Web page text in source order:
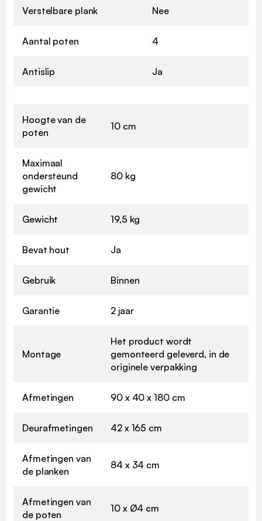
Verstelbare plank Nee
Aantal poten 4
Antislip Ja
Hoogte van de
poten
10 cm
Maximaal
ondersteund
gewicht
80 kg
Gewicht 19,5 kg
Bevat hout Ja
Gebruik Binnen
Garantie 2 jaar
Montage
Het product wordt
gemonteerd geleverd, in de
originele verpakking
Afmetingen 90 x 40 x 180 cm
Deurafmetingen 42 x 165 cm
Afmetingen van
de planken
84 x 34 cm
Afmetingen van
de poten
10 x Ø4 cm